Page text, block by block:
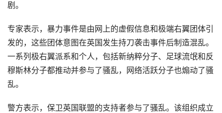
剧。
专家表示，暴力事件是由网上的虚假信息和极端右翼团体引
发的，这些团体意图在英国发生持刀袭击事件后制造混乱。
一系列极右翼派系和个人，包括新纳粹分子、足球流氓和反
穆斯林分子都推动并参与了骚乱，网络活跃分子也煽动了骚
乱。
警方表示，保卫英国联盟的支持者参与了骚乱。该组织成立